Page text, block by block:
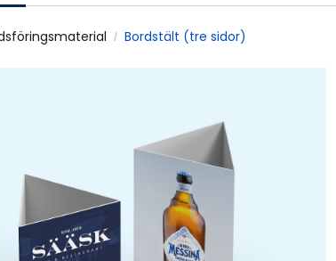
Bordstält (tre sidor)